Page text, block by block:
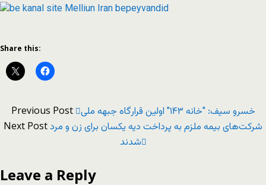
Share this:
Previous Post خسرو سیف: "خانه ۱۴۳" اولین قرارگاه جبهه ملی
Next Postشرکت‌های بیمه ملزم به پرداخت دیه یکسان برای زن و مرد
شدند
Leave a Reply